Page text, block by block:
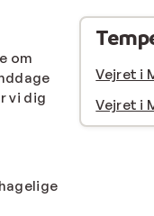
om
vi dig
Vejret i
Vejret i